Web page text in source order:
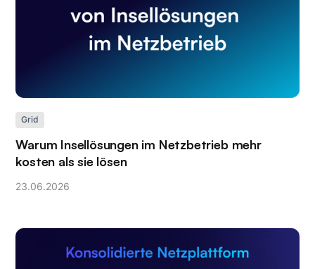
Grid
Warum Insellösungen im Netzbetrieb mehr
kosten als sie lösen
23.06.2026